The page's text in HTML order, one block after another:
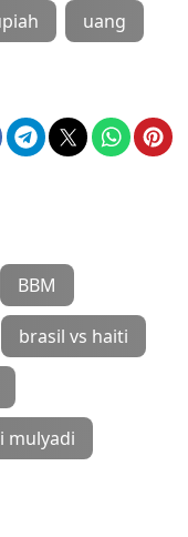
uang
BBM
brasil vs haiti
mulyadi